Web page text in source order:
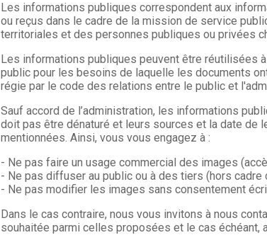
Les informations publiques correspondent aux
ou reçus dans le cadre de la mission de service
territoriales et des personnes publiques ou privées
Les informations publiques peuvent être réutilisées
public pour les besoins de laquelle les documents
régie par le code des relations entre le public et
Sauf accord de l’administration, les informations
doit pas être dénaturé et leurs sources et la date de
mentionnées. Ainsi, vous vous engagez à :
- Ne pas faire un usage commercial des images
- Ne pas diffuser au public ou à des tiers (hors cadre
- Ne pas modifier les images sans consentement
Dans le cas contraire, nous vous invitons à nous
souhaitée parmi celles proposées et le cas échéant,